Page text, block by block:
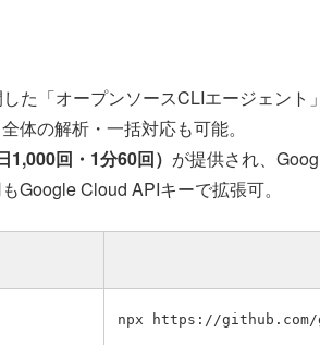
た「オープンソースCLIエージェント
体の解析・一括対応も可能。
回・1分60回） が提供され、
Google Cloud APIキーで拡張可。
npx https://